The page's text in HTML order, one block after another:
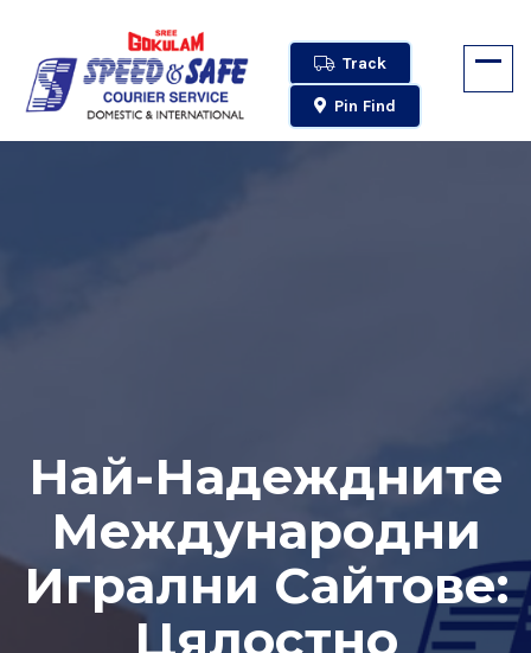
Track
Pin Find
Най-Надеждните
Международни
Игрални Сайтове:
Цялостно